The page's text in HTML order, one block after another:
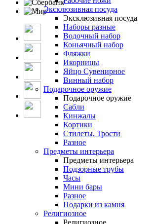
Эксклюзивная посуда
Эксклюзивная посуда
Наборы разные
Водочный набор
Коньячный набор
Фляжки
Икорницы
Яйцо Сувенирное
Винный набор
Подарочное оружие
Подарочное оружие
Сабли
Кинжалы
Кортики
Стилеты, Трости
Разное
Предметы интерьера
Предметы интерьера
Подзорные трубы
Часы
Мини бары
Разное
Подарки из камня
Религиозное
Религиозное